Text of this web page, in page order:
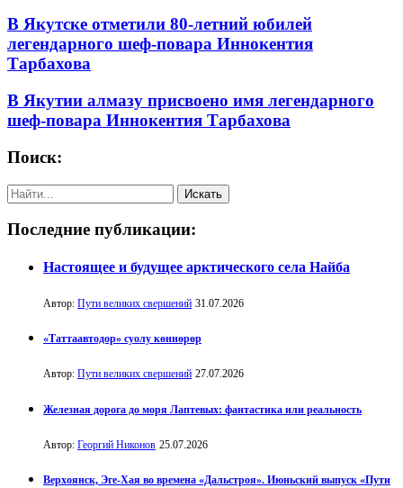
В Якутске отметили 80-летний юбилей
легендарного шеф-повара Иннокентия
Тарбахова
В Якутии алмазу присвоено имя легендарного
шеф-повара Иннокентия Тарбахова
Поиск:
Последние публикации:
Настоящее и будущее арктического села Найба
Автор: Пути великих свершений 31.07.2026
«Таттаавтодор» суолу көннөрөр
Автор: Пути великих свершений 27.07.2026
Железная дорога до моря Лаптевых: фантастика или реальность
Автор: Георгий Никонов 25.07.2026
Верхоянск, Эге-Хая во времена «Дальстроя». Июньский выпуск «Пути